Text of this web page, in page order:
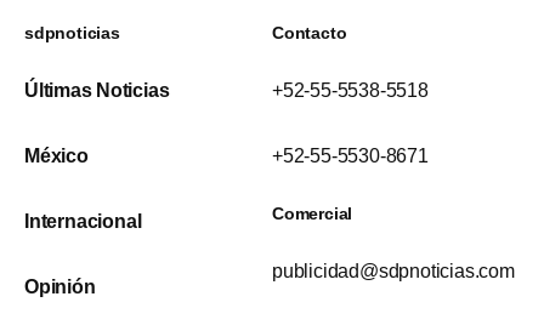
sdpnoticias
Últimas Noticias
México
Internacional
Opinión
Contacto
+52-55-5538-5518
+52-55-5530-8671
Comercial
publicidad@sdpnoticias.com